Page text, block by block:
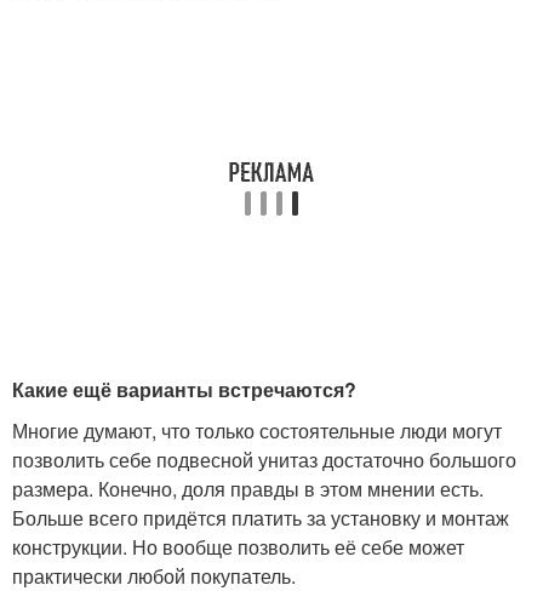
Какие ещё варианты встречаются?
Многие думают, что только состоятельные люди могут
позволить себе подвесной унитаз достаточно большого
размера. Конечно, доля правды в этом мнении есть.
Больше всего придётся платить за установку и монтаж
конструкции. Но вообще позволить её себе может
практически любой покупатель.